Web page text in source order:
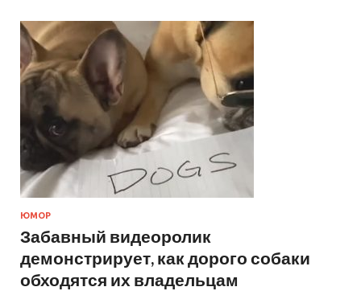
ЮМОР
Забавный видеоролик
демонстрирует, как дорого собаки
обходятся их владельцам